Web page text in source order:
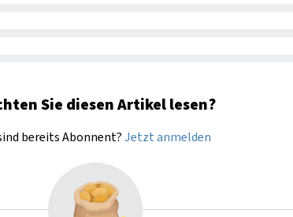
Sie diesen Artikel lesen?
bereits Abonnent?Jetzt anmelden